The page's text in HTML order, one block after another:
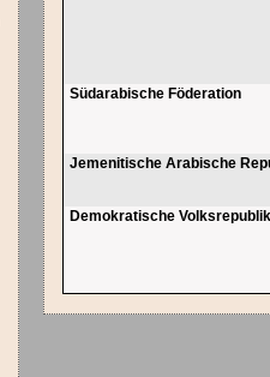
Südarabische Föderation
Jemenitische Arabische
Demokratische